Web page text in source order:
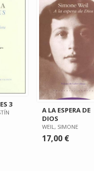
3
A LA ESPERA DE
DIOS
WEIL, SIMONE
17,00 €